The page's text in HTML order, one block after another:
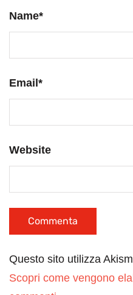
Name*
Email *
Website
Questo sito utilizza
Scopri come vengono